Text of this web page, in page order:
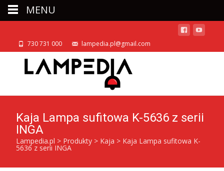
730 731 000 lampedia.pl@gmail.com
Kaja Lampa sufitowa K-5636 z serii
INGA
Lampedia.pl > Produkty > Kaja > Kaja Lampa sufitowa K-
5636 z serii INGA
MENU